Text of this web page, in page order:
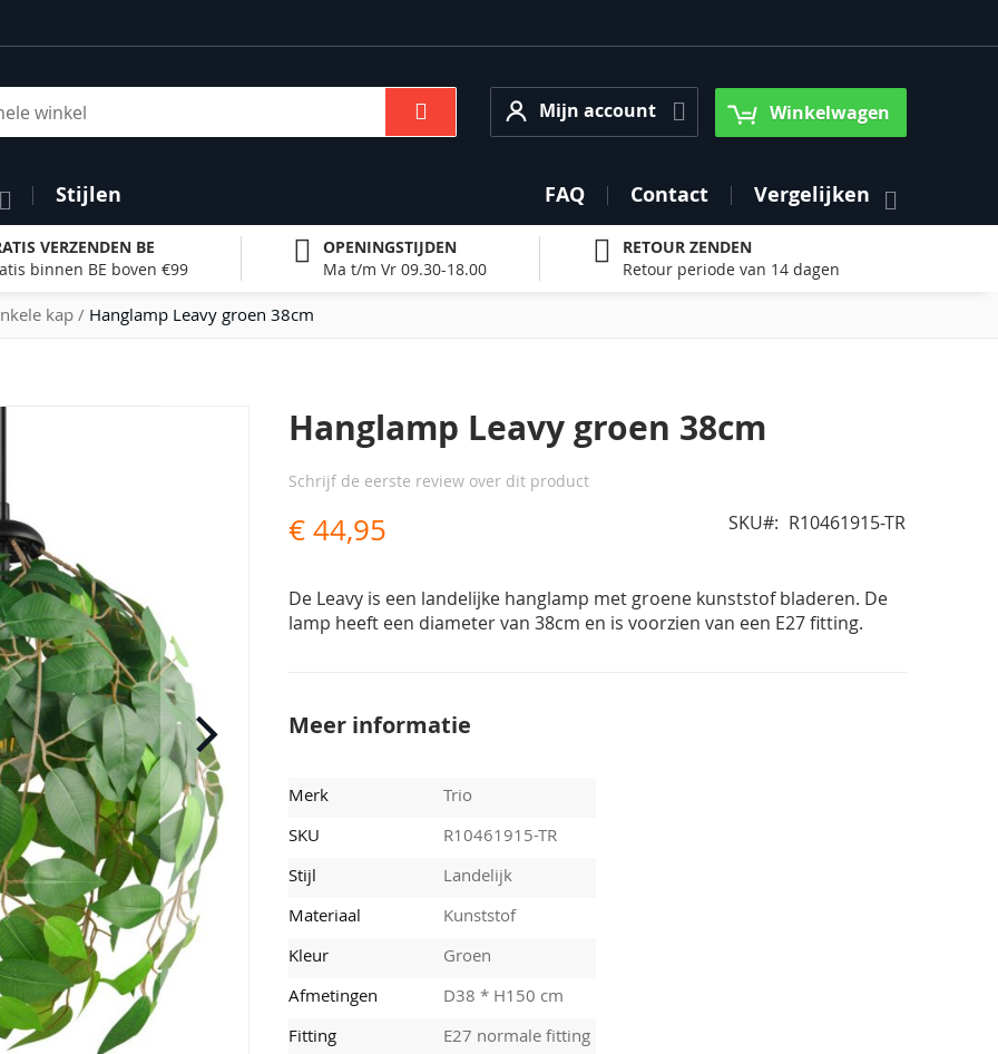
Mijn account
Mijn account Winkelwagen
Stijlen FAQ Contact Vergelijken
VERZENDEN BE
binnen BE boven €99
OPENINGSTIJDEN
Ma t/m Vr 09.30-18.00
RETOUR ZENDEN
Retour periode van 14 dagen
kap Hanglamp Leavy groen 38cm
Hanglamp Leavy groen 38cm
Schrijf de eerste review over dit product
€ 44,95 SKU R10461915-TR
De Leavy is een landelijke hanglamp met groene kunststof bladeren. De
lamp heeft een diameter van 38cm en is voorzien van een E27 fitting.
Meer informatie
Merk
Trio
SKU
R10461915-TR
Stijl
Landelijk
Materiaal
Kunststof
Kleur
Groen
Afmetingen
D38 * H150 cm
Fitting
E27 normale fitting